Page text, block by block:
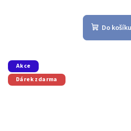
Do košíku
Akce
Dárek zdarma